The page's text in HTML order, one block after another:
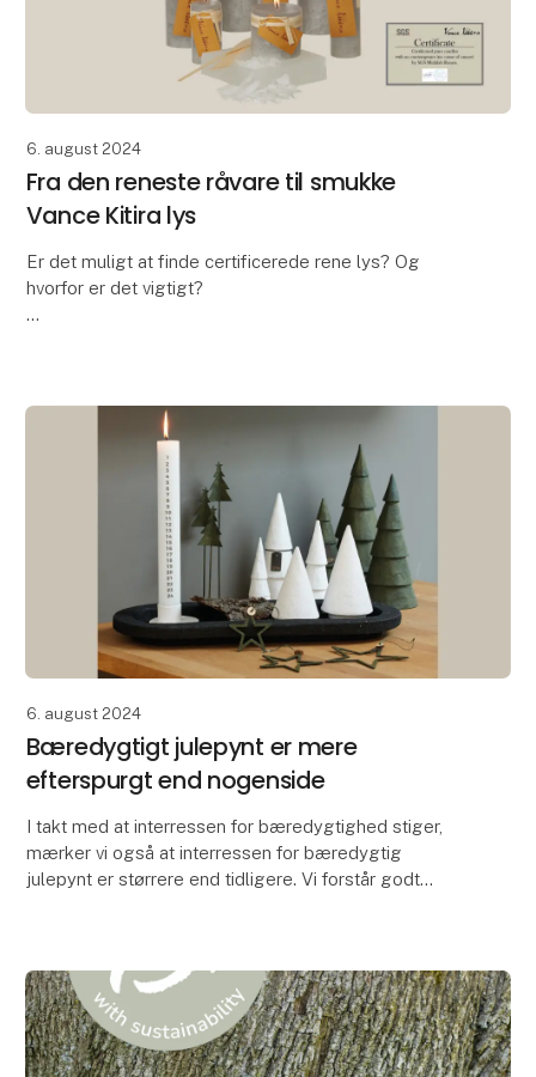
6. august 2024
Fra den reneste råvare til smukke
Vance Kitira lys
Er det muligt at finde certificerede rene lys? Og
hvorfor er det vigtigt?
6. august 2024
Bæredygtigt julepynt er mere
efterspurgt end nogenside
I takt med at interressen for bæredygtighed stiger,
mærker vi også at interressen for bæredygtig
julepynt er størrere end tidligere. Vi forstår godt